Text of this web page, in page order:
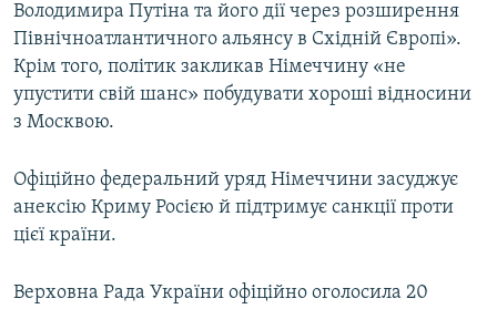
Володимира Путіна та його дії через розширення
Північноатлантичного альянсу в Східній Європі».
Крім того, політик закликав Німеччину «не
упустити свій шанс» побудувати хороші відносини
з Москвою.
Офіційно федеральний уряд Німеччини засуджує
анексію Криму Росією й підтримує санкції проти
цієї країни.
Верховна Рада України офіційно оголосила 20